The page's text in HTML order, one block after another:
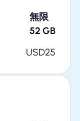
無限
52 GB
USD25